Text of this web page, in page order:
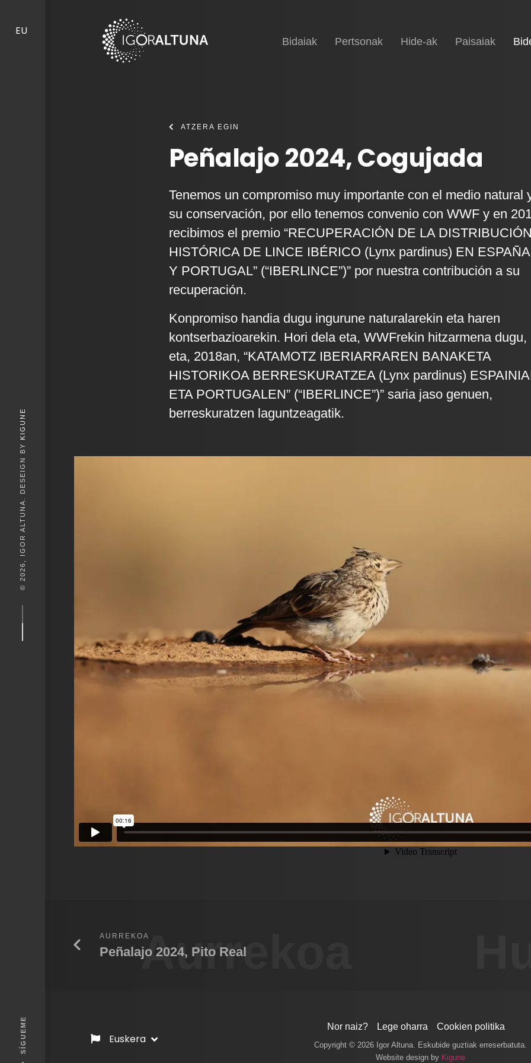
EU
© 2026, IGOR ALTUNA. DESEIGN BY
KIGUNE
SÍGUEME
Hasiera
Bidaiak Pertsonak Hide-ak Paisaiak
ATZERA EGIN
Peñalajo 2024, Cogujada
Tenemos un compromiso muy importante con el medio natural
su conservación, por ello tenemos convenio con WWF y en
recibimos el premio “RECUPERACIÓN DE LA
HISTÓRICA DE LINCE IBÉRICO (Lynx pardinus) EN ESPAÑA
Y PORTUGAL” (“IBERLINCE”)” por nuestra contribución a su
recuperación.
Konpromiso handia dugu ingurune naturalarekin eta haren
kontserbazioarekin. Hori dela eta, WWFrekin hitzarmena dugu,
eta, 2018an, “KATAMOTZ IBERIARRAREN BANAKETA
HISTORIKOA BERRESKURATZEA (Lynx pardinus)
ETA PORTUGALEN” (“IBERLINCE”)” saria jaso genuen,
berreskuratzen laguntzeagatik.
Aurrekoa
AURREKOA
Peñalajo 2024, Pito Real
Euskera
Nor naiz? Lege oharra Cookien politika
Copyright © 2026 Igor Altuna. Eskubide guztiak erreserbatuta.
Website design by Kigune